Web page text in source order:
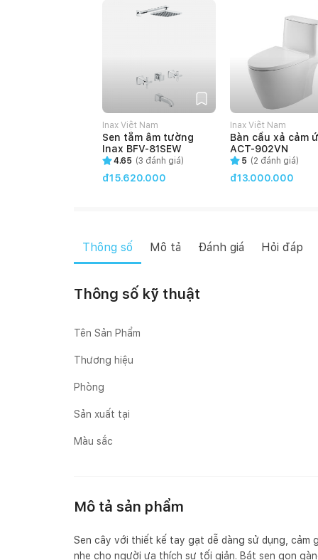
Inax Việt Nam
Sen tắm âm tường
Inax BFV-81SEW
4.65 (3 đánh giá)
đ15.620.000
Inax Việt Nam
Bàn cầu xả cảm
ACT-902VN
5 (2 đánh giá)
đ13.000.000
Thông số Mô tả Đánh giá Hỏi đáp
Thông số kỹ thuật
Tên Sản Phẩm
Thương hiệu
Phòng
Sản xuất tại
Màu sắc
Mô tả sản phẩm
Sen cây với thiết kế tay gạt dễ dàng sử dụng,
nhẹ cho người ưa thích sự tối giản. Bát sen gọn